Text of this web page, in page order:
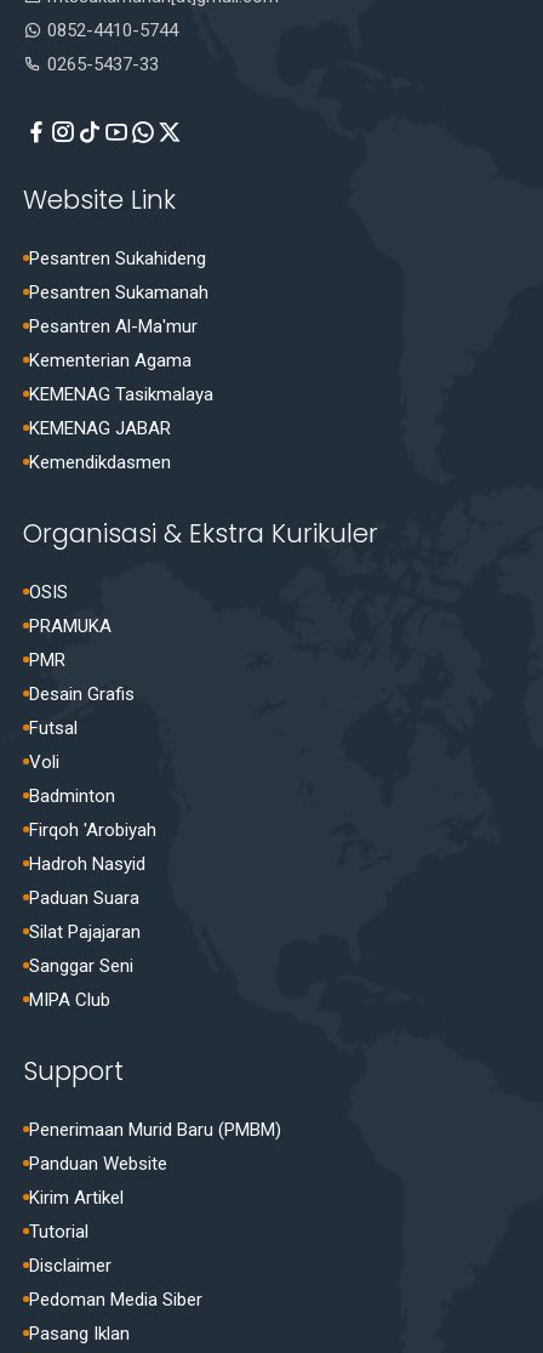
0852-4410-5744
0265-5437-33
Website Link
Pesantren Sukahideng
Pesantren Sukamanah
Pesantren Al-Ma'mur
Kementerian Agama
KEMENAG Tasikmalaya
KEMENAG JABAR
Kemendikdasmen
Organisasi & Ekstra Kurikuler
OSIS
PRAMUKA
PMR
Desain Grafis
Futsal
Voli
Badminton
Firqoh 'Arobiyah
Hadroh Nasyid
Paduan Suara
Silat Pajajaran
Sanggar Seni
MIPA Club
Support
Penerimaan Murid Baru (PMBM)
Panduan Website
Kirim Artikel
Tutorial
Disclaimer
Pedoman Media Siber
Pasang Iklan